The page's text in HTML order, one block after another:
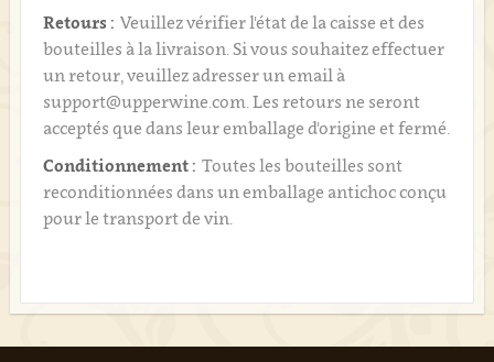
Retours : Veuillez vérifier l'état de la caisse et des
bouteilles à la livraison. Si vous souhaitez effectuer
un retour, veuillez adresser un email à
support@upperwine.com. Les retours ne seront
acceptés que dans leur emballage d'origine et fermé.
Conditionnement : Toutes les bouteilles sont
reconditionnées dans un emballage antichoc conçu
pour le transport de vin.